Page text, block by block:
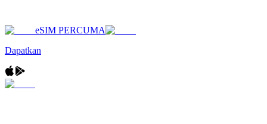
eSIM PERCUMA
Dapatkan